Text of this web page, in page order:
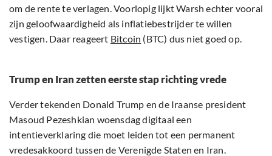
om de rente te verlagen. Voorlopig lijkt Warsh echter vooral
zijn geloofwaardigheid als inflatiebestrijder te willen
vestigen. Daar reageert Bitcoin (BTC) dus niet goed op.
Trump en Iran zetten eerste stap richting vrede
Verder tekenden Donald Trump en de Iraanse president
Masoud Pezeshkian woensdag digitaal een
intentieverklaring die moet leiden tot een permanent
vredesakkoord tussen de Verenigde Staten en Iran.